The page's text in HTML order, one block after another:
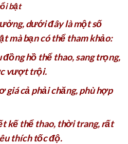
bật
dưới đây là một số
mà bạn có thể tham khảo:
hồ thể thao, sang trọng,
vượt trội.
giá cả phải chăng, phù hợp
kế thể thao, thời trang, rất
thích tốc độ.